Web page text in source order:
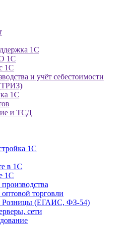
1С
1С
1С
и учёт себестоимости
1С
и ТСД
1С
в 1С
1С
торговли
Розницы (ЕГАИС, ФЗ-54)
сети